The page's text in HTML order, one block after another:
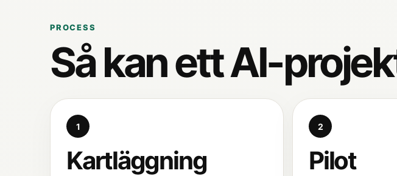
PROCESS
Så kan ett AI-
1
Kartläggning
2
Pilot